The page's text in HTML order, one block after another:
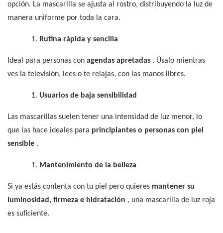
opción. La mascarilla se ajusta al rostro, distribuyendo la luz de
manera uniforme por toda la cara.
1. Rutina rápida y sencilla
Ideal para personas con agendas apretadas . Úsalo mientras
ves la televisión, lees o te relajas, con las manos libres.
1. Usuarios de baja sensibilidad
Las mascarillas suelen tener una intensidad de luz menor, lo
que las hace ideales para principiantes o personas con piel
sensible .
1. Mantenimiento de la belleza
Si ya estás contenta con tu piel pero quieres mantener su
luminosidad, firmeza e hidratación , una mascarilla de luz roja
es suficiente.